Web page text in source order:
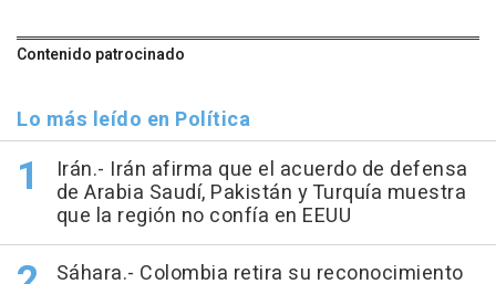
Contenido patrocinado
Lo más leído en Política
Irán.- Irán afirma que el acuerdo de defensa
de Arabia Saudí, Pakistán y Turquía muestra
que la región no confía en EEUU
Sáhara.- Colombia retira su reconocimiento